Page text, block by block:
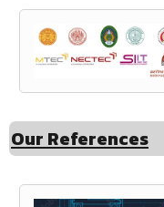
Our References